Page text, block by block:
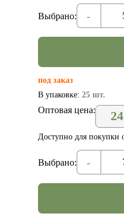
Выбрано: -
под заказ
В упаковке: 25 шт.
Оптовая цена:
Доступно для покупки
Выбрано: -